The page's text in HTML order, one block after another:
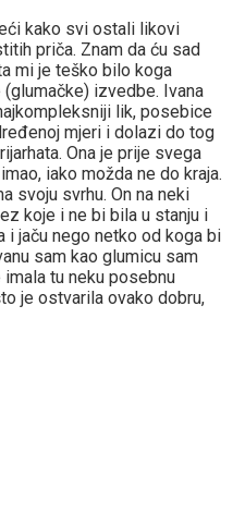
kako svi ostali likovi
priča. Znam da ću sad
mi je teško bilo koga
izvedbe. Ivana
lik, posebice
mjeri i dolazi do tog
Ona je prije svega
iako možda ne do kraja.
svoju svrhu. On na neki
koje i ne bi bila u stanju i
i jaču nego netko od koga bi
sam kao glumicu sam
tu neku posebnu
je ostvarila ovako dobru,